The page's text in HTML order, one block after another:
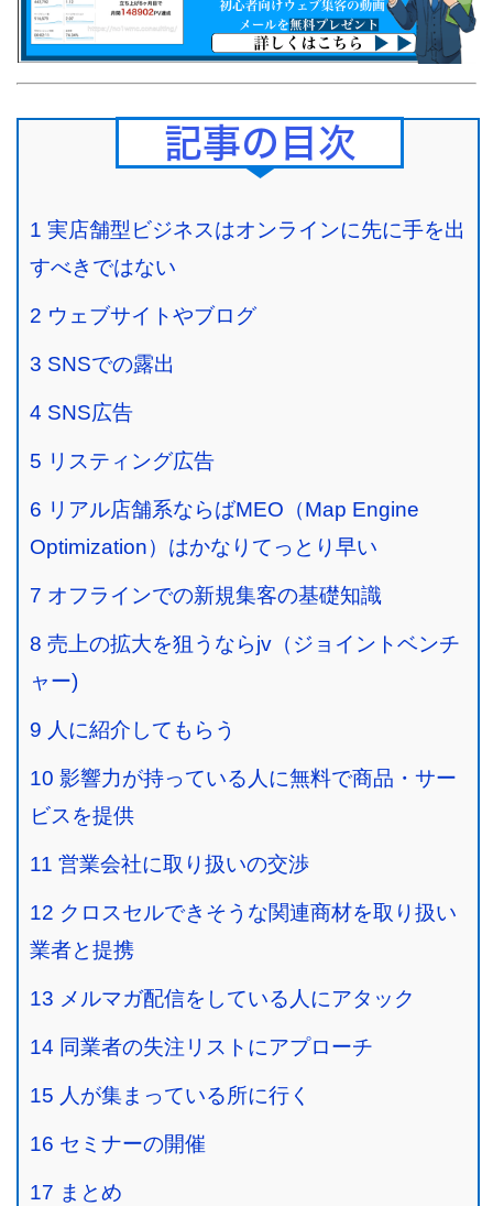
Contents
1 実店舗型ビジネスはオンラインに先に手を出
すべきではない
2 ウェブサイトやブログ
3 SNSでの露出
4 SNS広告
5 リスティング広告
6 リアル店舗系ならばMEO（Map Engine
Optimization）はかなりてっとり早い
7 オフラインでの新規集客の基礎知識
8 売上の拡大を狙うならjv（ジョイントベンチ
ャー)
9 人に紹介してもらう
10 影響力が持っている人に無料で商品・サー
ビスを提供
11 営業会社に取り扱いの交渉
12 クロスセルできそうな関連商材を取り扱い
業者と提携
13 メルマガ配信をしている人にアタック
14 同業者の失注リストにアプローチ
15 人が集まっている所に行く
16 セミナーの開催
17 まとめ